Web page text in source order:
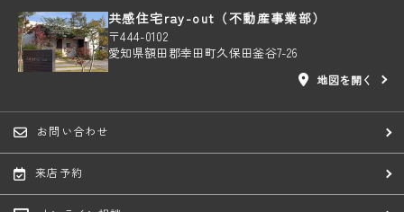
共感住宅ray-out（不動産事業部）
〒444-0102
愛知県額田郡幸田町久保田釜谷7-26
地図を開く
お問い合わせ
来店予約